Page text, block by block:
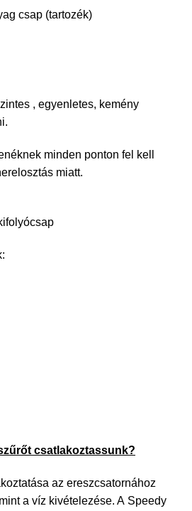
csap (tartozék)
, egyenletes, kemény
minden ponton fel kell
miatt.
csatlakoztassunk?
az ereszcsatornához
a víz kivételezése. A Speedy